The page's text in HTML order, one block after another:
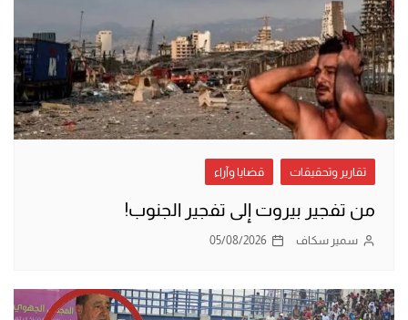
تقارير وتحقيقات قضايا وآراء
من تفجير بيروت إلى تفجير الجنوب!
سمير سكاف 05/08/2026